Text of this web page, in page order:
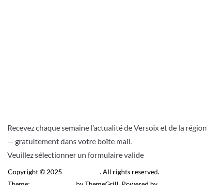
Recevez chaque semaine l’actualité de Versoix et de la région
— gratuitement dans votre boîte mail.
Veuillez sélectionner un formulaire valide
Copyright © 2025
. All rights reserved.